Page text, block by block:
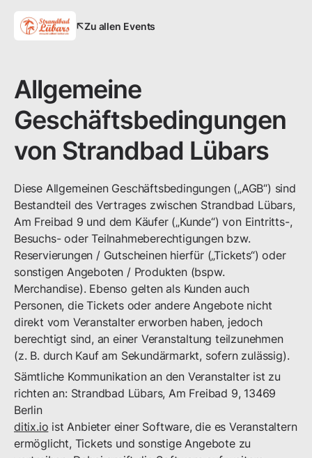
Zu allen Events
Allgemeine
Geschäftsbedingungen
von Strandbad Lübars
Diese Allgemeinen Geschäftsbedingungen („AGB“) sind
Bestandteil des Vertrages zwischen Strandbad Lübars,
Am Freibad 9 und dem Käufer („Kunde“) von Eintritts-,
Besuchs- oder Teilnahmeberechtigungen bzw.
Reservierungen / Gutscheinen hierfür („Tickets“) oder
sonstigen Angeboten / Produkten (bspw.
Merchandise). Ebenso gelten als Kunden auch
Personen, die Tickets oder andere Angebote nicht
direkt vom Veranstalter erworben haben, jedoch
berechtigt sind, an einer Veranstaltung teilzunehmen
(z. B. durch Kauf am Sekundärmarkt, sofern zulässig).
Sämtliche Kommunikation an den Veranstalter ist zu
richten an: Strandbad Lübars, Am Freibad 9, 13469
Berlin
ditix.io ist Anbieter einer Software, die es Veranstaltern
ermöglicht, Tickets und sonstige Angebote zu